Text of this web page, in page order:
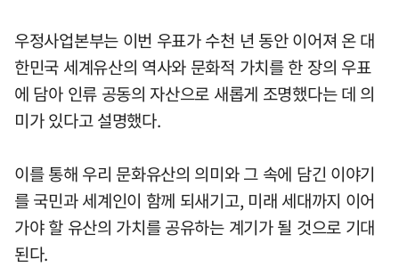
우정사업본부는 이번 우표가 수천 년 동안 이어져 온 대
한민국 세계유산의 역사와 문화적 가치를 한 장의 우표
에 담아 인류 공동의 자산으로 새롭게 조명했다는 데 의
미가 있다고 설명했다.
이를 통해 우리 문화유산의 의미와 그 속에 담긴 이야기
를 국민과 세계인이 함께 되새기고, 미래 세대까지 이어
가야 할 유산의 가치를 공유하는 계기가 될 것으로 기대
된다.